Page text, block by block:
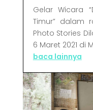
Gelar Wicara
Timur” dalam
Photo Stories
6 Maret 2021 di
baca lainnya